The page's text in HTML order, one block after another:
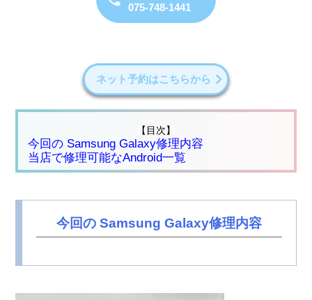
075-748-1441
ネット予約はこちらから
【目次】
今回の Samsung Galaxy修理内容
当店で修理可能なAndroid一覧
今回の Samsung Galaxy修理内容